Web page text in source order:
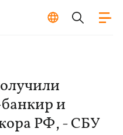
и
РФ, - СБУ